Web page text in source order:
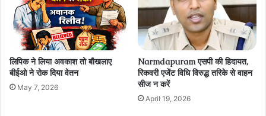
लिपिक ने लिया अवकाश तो बौखलाए
बीईओ ने रोक दिया वेतन
May 7, 2026
Narmdapuram एसपी की हिदायत,
रिकवरी एजेंट विधि विरुद्ध तरिके से वाहन
सीज न करें
April 19, 2026